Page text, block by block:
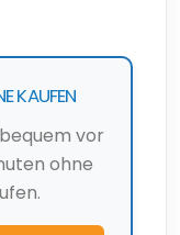
KAUFEN
vor
ohne